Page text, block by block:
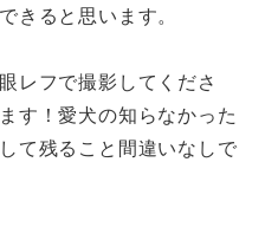
きると思います。
レフで撮影してくださ
す！愛犬の知らなかった
て残ること間違いなしで